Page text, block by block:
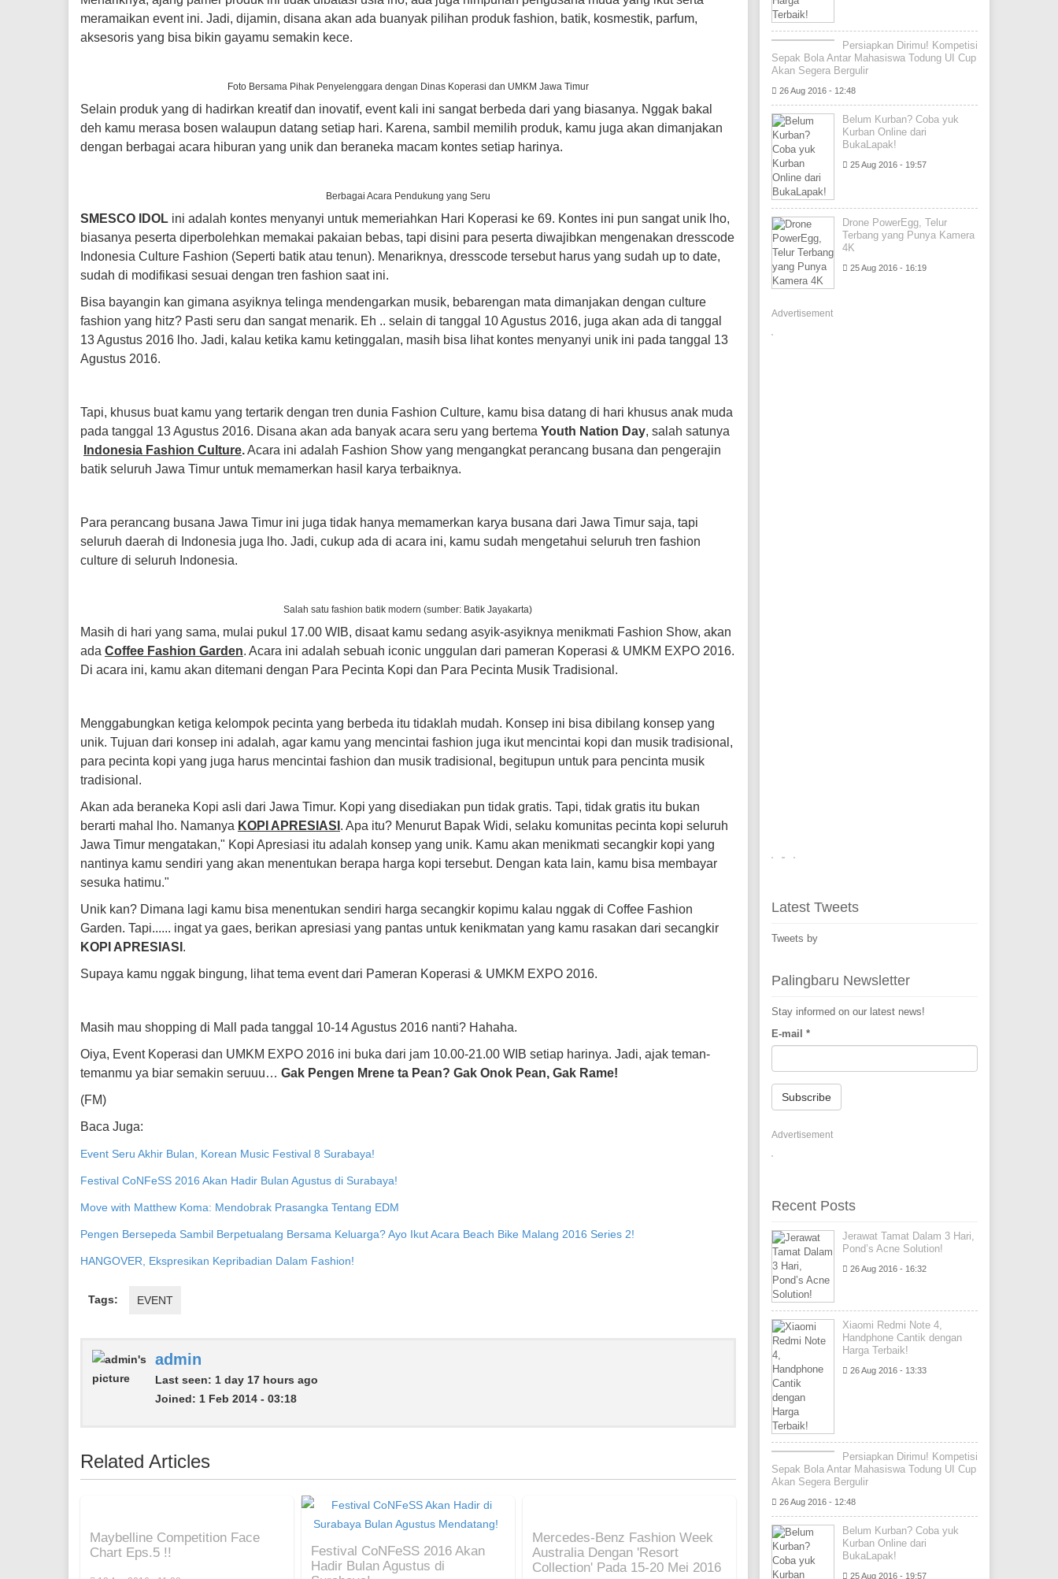
meramaikan event ini. Jadi, dijamin, disana akan ada buanyak pilihan produk fashion, batik, kosmestik, parfum,
aksesoris yang bisa bikin gayamu semakin kece.
Foto Bersama Pihak Penyelenggara dengan Dinas Koperasi dan UMKM Jawa Timur
Selain produk yang di hadirkan kreatif dan inovatif, event kali ini sangat berbeda dari yang biasanya. Nggak bakal
deh kamu merasa bosen walaupun datang setiap hari. Karena, sambil memilih produk, kamu juga akan dimanjakan
dengan berbagai acara hiburan yang unik dan beraneka macam kontes setiap harinya.
Berbagai Acara Pendukung yang Seru
SMESCO IDOL ini adalah kontes menyanyi untuk memeriahkan Hari Koperasi ke 69. Kontes ini pun sangat unik lho,
biasanya peserta diperbolehkan memakai pakaian bebas, tapi disini para peserta diwajibkan mengenakan dresscode
Indonesia Culture Fashion (Seperti batik atau tenun). Menariknya, dresscode tersebut harus yang sudah up to date,
sudah di modifikasi sesuai dengan tren fashion saat ini.
Bisa bayangin kan gimana asyiknya telinga mendengarkan musik, bebarengan mata dimanjakan dengan culture
fashion yang hitz? Pasti seru dan sangat menarik. Eh .. selain di tanggal 10 Agustus 2016, juga akan ada di tanggal
13 Agustus 2016 lho. Jadi, kalau ketika kamu ketinggalan, masih bisa lihat kontes menyanyi unik ini pada tanggal 13
Agustus 2016.
Tapi, khusus buat kamu yang tertarik dengan tren dunia Fashion Culture, kamu bisa datang di hari khusus anak muda
pada tanggal 13 Agustus 2016. Disana akan ada banyak acara seru yang bertema Youth Nation Day, salah satunya
Indonesia Fashion Culture.Acara ini adalah Fashion Show yang mengangkat perancang busana dan pengerajin
batik seluruh Jawa Timur untuk memamerkan hasil karya terbaiknya.
Para perancang busana Jawa Timur ini juga tidak hanya memamerkan karya busana dari Jawa Timur saja, tapi
seluruh daerah di Indonesia juga lho. Jadi, cukup ada di acara ini, kamu sudah mengetahui seluruh tren fashion
culture di seluruh Indonesia.
Salah satu fashion batik modern (sumber: Batik Jayakarta)
Masih di hari yang sama, mulai pukul 17.00 WIB, disaat kamu sedang asyik-asyiknya menikmati Fashion Show, akan
ada Coffee Fashion Garden. Acara ini adalah sebuah iconic unggulan dari pameran Koperasi & UMKM EXPO 2016.
Di acara ini, kamu akan ditemani dengan Para Pecinta Kopi dan Para Pecinta Musik Tradisional.
Menggabungkan ketiga kelompok pecinta yang berbeda itu tidaklah mudah. Konsep ini bisa dibilang konsep yang
unik. Tujuan dari konsep ini adalah, agar kamu yang mencintai fashion juga ikut mencintai kopi dan musik tradisional,
para pecinta kopi yang juga harus mencintai fashion dan musik tradisional, begitupun untuk para pencinta musik
tradisional.
Akan ada beraneka Kopi asli dari Jawa Timur. Kopi yang disediakan pun tidak gratis. Tapi, tidak gratis itu bukan
berarti mahal lho. Namanya KOPI APRESIASI . Apa itu? Menurut Bapak Widi, selaku komunitas pecinta kopi seluruh
Jawa Timur mengatakan," Kopi Apresiasi itu adalah konsep yang unik. Kamu akan menikmati secangkir kopi yang
nantinya kamu sendiri yang akan menentukan berapa harga kopi tersebut. Dengan kata lain, kamu bisa membayar
sesuka hatimu."
Unik kan? Dimana lagi kamu bisa menentukan sendiri harga secangkir kopimu kalau nggak di Coffee Fashion
Garden. Tapi...... ingat ya gaes, berikan apresiasi yang pantas untuk kenikmatan yang kamu rasakan dari secangkir
KOPI APRESIASI .
Supaya kamu nggak bingung, lihat tema event dari Pameran Koperasi & UMKM EXPO 2016.
Masih mau shopping di Mall pada tanggal 10-14 Agustus 2016 nanti? Hahaha.
Oiya, Event Koperasi dan UMKM EXPO 2016 ini buka dari jam 10.00-21.00 WIB setiap harinya. Jadi, ajak teman-
temanmu ya biar semakin seruuu… Gak Pengen Mrene ta Pean? Gak Onok Pean, Gak Rame!
(FM)
Baca Juga:
Event Seru Akhir Bulan, Korean Music Festival 8 Surabaya!
Festival CoNFeSS 2016 Akan Hadir Bulan Agustus di Surabaya!
Move with Matthew Koma: Mendobrak Prasangka Tentang EDM
Pengen Bersepeda Sambil Berpetualang Bersama Keluarga? Ayo Ikut Acara Beach Bike Malang 2016 Series 2!
HANGOVER, Ekspresikan Kepribadian Dalam Fashion!
Tags: EVENT
admin
Last seen: 1 day 17 hours ago
Joined: 1 Feb 2014 - 03:18
Related Articles
Maybelline Competition Face
Chart Eps.5 !!
Festival CoNFeSS 2016 Akan
Hadir Bulan Agustus di
Mercedes-Benz Fashion Week
Australia Dengan 'Resort
Collection' Pada 15-20 Mei 2016
Persiapkan Dirimu! Kompetisi
Sepak Bola Antar Mahasiswa Todung UI Cup
Akan Segera Bergulir
26 Aug 2016 - 12:48
Belum Kurban? Coba yuk
Kurban Online dari
BukaLapak!
25 Aug 2016 - 19:57
Drone PowerEgg, Telur
Terbang yang Punya Kamera
4K
25 Aug 2016 - 16:19
Advertisement
Latest Tweets
Tweets by
Palingbaru Newsletter
Stay informed on our latest news!
E-mail *
Subscribe
Advertisement
Recent Posts
Jerawat Tamat Dalam 3 Hari,
Pond’s Acne Solution!
26 Aug 2016 - 16:32
Xiaomi Redmi Note 4,
Handphone Cantik dengan
Harga Terbaik!
26 Aug 2016 - 13:33
Persiapkan Dirimu! Kompetisi
Sepak Bola Antar Mahasiswa Todung UI Cup
Akan Segera Bergulir
26 Aug 2016 - 12:48
Belum Kurban? Coba yuk
Kurban Online dari
BukaLapak!
25 Aug 2016 - 19:57